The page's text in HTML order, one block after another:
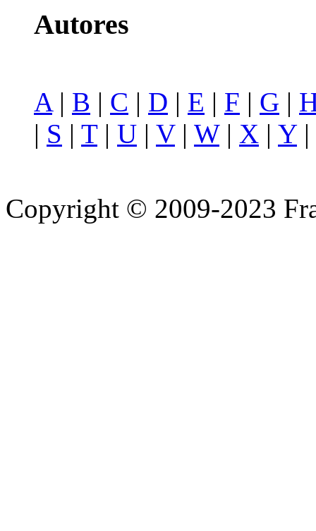
Autores
A| B | C | D | E | F | G |
| S | T| U | V| W| X | Y|
Copyright © 2009-2023